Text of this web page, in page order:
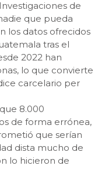
de
que pueda
los datos ofrecidos
tras el
2022 han
lo que convierte
carcelario per
8.000
de forma errónea,
que serían
dista mucho de
lo hicieron de